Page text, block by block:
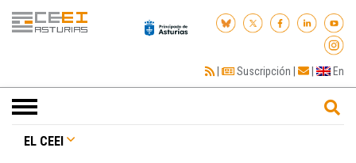
| Suscripción | | En
Toggle
navigation
EL CEEI